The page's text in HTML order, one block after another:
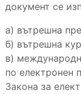
документ се
а) вътрешна
б) вътрешна
в)
по електронен
Закона за